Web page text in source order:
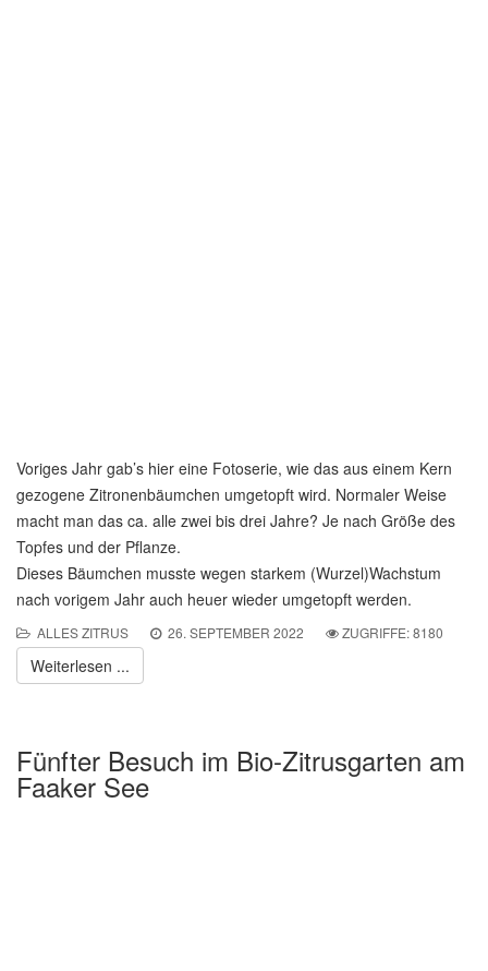
Voriges Jahr gab’s hier eine Fotoserie, wie das aus einem Kern
gezogene Zitronenbäumchen umgetopft wird. Normaler Weise
macht man das ca. alle zwei bis drei Jahre? Je nach Größe des
Topfes und der Pflanze.
Dieses Bäumchen musste wegen starkem (Wurzel)Wachstum
nach vorigem Jahr auch heuer wieder umgetopft werden.
ALLES ZITRUS 26. SEPTEMBER 2022 ZUGRIFFE: 8180
Weiterlesen ...
Fünfter Besuch im Bio-Zitrusgarten am
Faaker See